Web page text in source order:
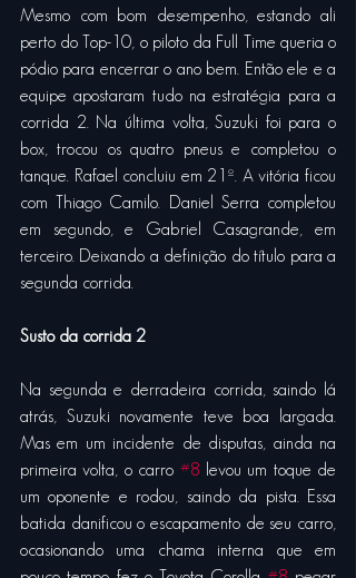
Mesmo com bom desempenho, estando ali
perto do Top-10, o piloto da Full Time queria o
pódio para encerrar o ano bem. Então ele e a
equipe apostaram tudo na estratégia para a
corrida 2. Na última volta, Suzuki foi para o
box, trocou os quatro pneus e completou o
tanque. Rafael concluiu em 21º. A vitória ficou
com Thiago Camilo. Daniel Serra completou
em segundo, e Gabriel Casagrande, em
terceiro. Deixando a definição do título para a
segunda corrida.
Susto da corrida 2
Na segunda e derradeira corrida, saindo lá
atrás, Suzuki novamente teve boa largada.
Mas em um incidente de disputas, ainda na
primeira volta, o carro #8 levou um toque de
um oponente e rodou, saindo da pista. Essa
batida danificou o escapamento de seu carro,
ocasionando uma chama interna que em